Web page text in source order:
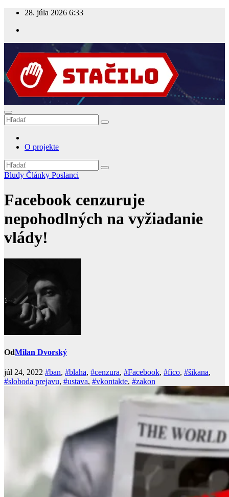
Prejsť
obsah
28. júla 2026 6:33
Stacilo.sk
Bojujeme proti bludom
O projekte
Bludy Články Poslanci
Facebook cenzuruje
nepohodlných na vyžiadanie
vlády!
OdMilan Dvorský
júl 24, 2022 #ban, #blaha, #cenzura, #Facebook, #fico, #šikana,
#sloboda prejavu, #ustava, #vkontakte, #zakon